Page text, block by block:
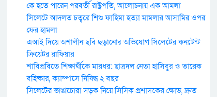
কে হতে পারেন পরবর্তী রাষ্ট্রপতি, আলোচনায় এক আমলা
সিলেটে আদলত চত্বরে শিশু ফাহিমা হত্যা মামলার আসামির ওপর
ফের হামলা
এআই দিয়ে অশালীন ছবি ছড়ানোর অভিযোগ সিলেটের কনটেন্ট
ক্রিয়েটর রাফিয়ার
শাবিপ্রবিতে শিক্ষার্থীকে মারধর: ছাত্রদল নেতা হাসিবুর ও তারেক
বহিষ্কার, ক্যাম্পাসে নিষিদ্ধ ২ বছর
সিলেটের ভাঙাচোরা সড়ক নিয়ে সিসিক প্রশাসকের ক্ষোভ, দ্রুত